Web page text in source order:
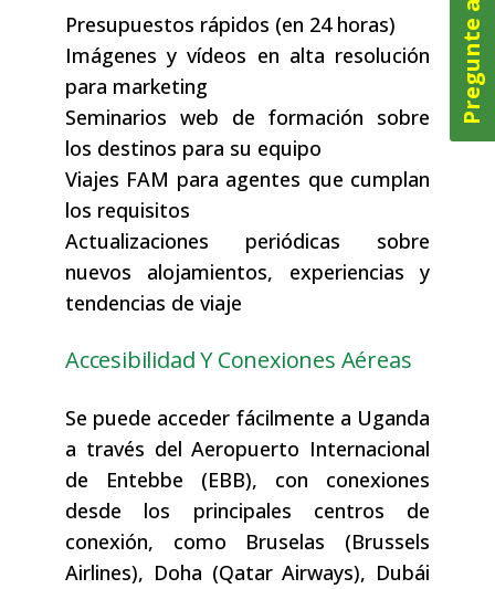
Presupuestos rápidos (en 24 horas)
Imágenes y vídeos en alta resolución
para marketing
Seminarios web de formación sobre
los destinos para su equipo
Viajes FAM para agentes que cumplan
los requisitos
Actualizaciones periódicas sobre
nuevos alojamientos, experiencias y
tendencias de viaje
Accesibilidad Y Conexiones Aéreas
Se puede acceder fácilmente a Uganda
a través del Aeropuerto Internacional
de Entebbe (EBB), con conexiones
desde los principales centros de
conexión, como Bruselas (Brussels
Airlines), Doha (Qatar Airways), Dubái